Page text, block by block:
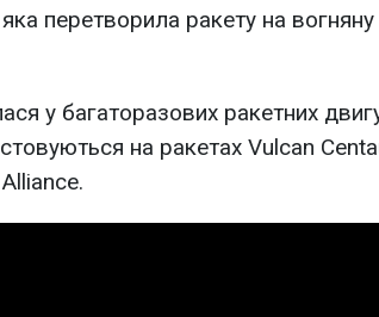
яка перетворила ракету на
у багаторазових ракетних
на ракетах Vulcan